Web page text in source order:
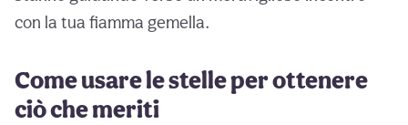
con la tua fiamma gemella.
Come usare le stelle per ottenere
ciò che meriti